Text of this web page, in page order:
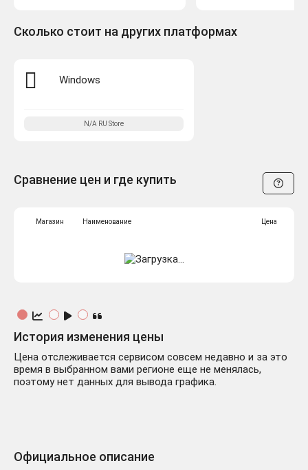
Сколько стоит на других платформах
Windows
N/A RU Store
Сравнение цен и где купить
Магазин Наименование Цена
История изменения цены
Цена отслеживается сервисом совсем недавно и за это
время в выбранном вами регионе еще не менялась,
поэтому нет данных для вывода графика.
Официальное описание